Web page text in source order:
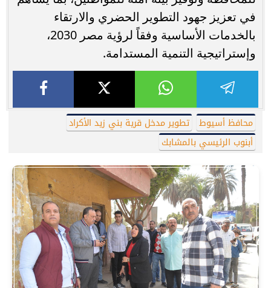
في تعزيز جهود التطوير الحضري والارتقاء
بالخدمات الأساسية وفقاً لرؤية مصر 2030،
وإستراتيجية التنمية المستدامة.
محافظ أسيوط
تطوير مدخل قرية بني زيد الأكراد
أبنوب الرئيسي بالمشابك